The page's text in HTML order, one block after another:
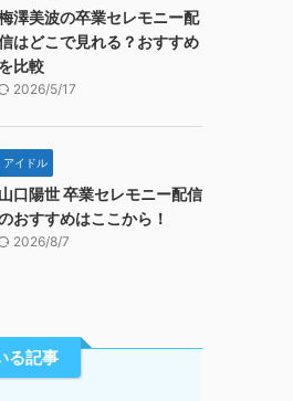
澤美波の卒業セレモニー配
はどこで見れる？おすすめ
を比較
2026/5/17
アイドル
山口陽世 卒業セレモニー配信
おすすめはここから！
2026/8/7
る記事